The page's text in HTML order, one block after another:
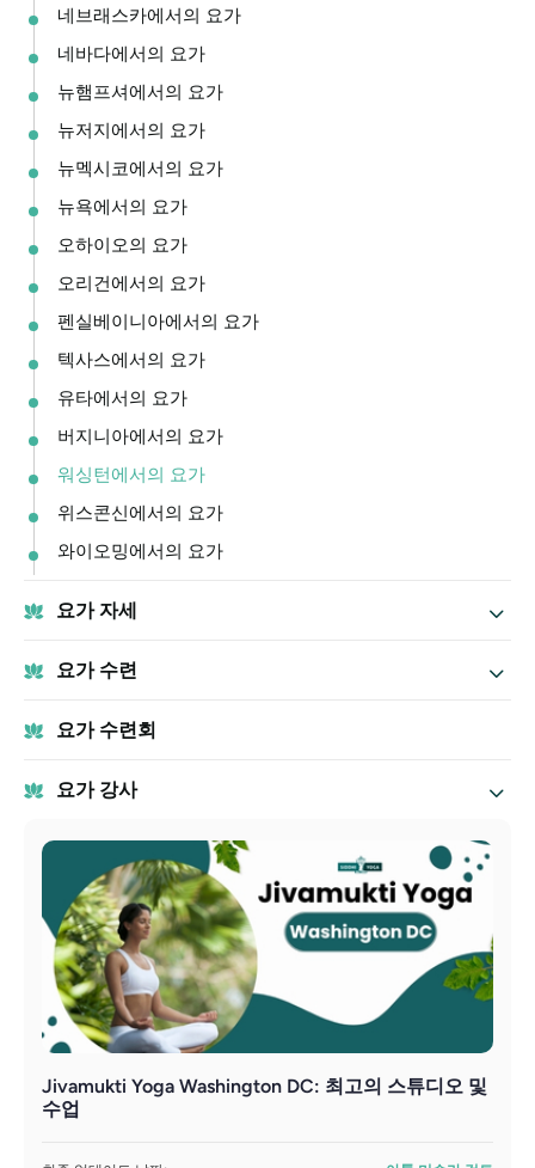
네브래스카에서의 요가
네바다에서의 요가
뉴햄프셔에서의 요가
뉴저지에서의 요가
뉴멕시코에서의 요가
뉴욕에서의 요가
오하이오의 요가
오리건에서의 요가
펜실베이니아에서의 요가
텍사스에서의 요가
유타에서의 요가
버지니아에서의 요가
워싱턴에서의 요가
위스콘신에서의 요가
와이오밍에서의 요가
요가 자세
요가 수련
요가 수련회
요가 강사
Jivamukti Yoga Washington DC: 최고의 스튜디오 및
수업